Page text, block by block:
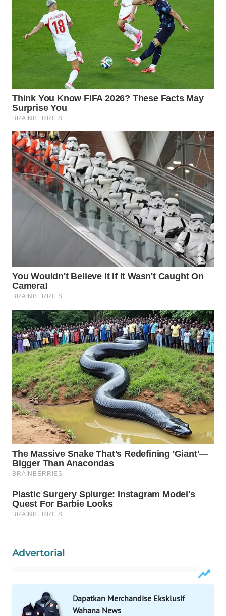
Advertorial
Dapatkan Merchandise Eksklusif
Wahana News
WN
PRIANGAN
TIMUR
WN
SEMARANG
SOLO
WN
BOROBUDUR
WN
MADURA
WN
SURABAYA
WN
BINTAN
WN
MANDALIKA
WN
LIKUPANG
WN
LABUANBAJO
WN
BORNEO
Wahana
Media
WAHANA
NEWS
TANI
WAHANA
ADVOKAT